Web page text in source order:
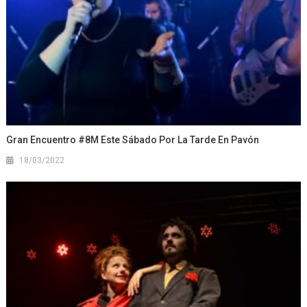
Gran Encuentro #8M Este Sábado Por La Tarde En Pavón
18/03/2022